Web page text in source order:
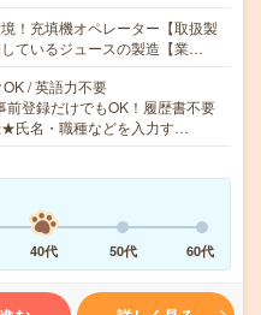
！充填機オペレーター【取扱製
ているジュースの製造【業…
/ 英語力不要
登録だけでもOK！履歴書不要
氏名・職種などを入力す…
40代 50代 60代